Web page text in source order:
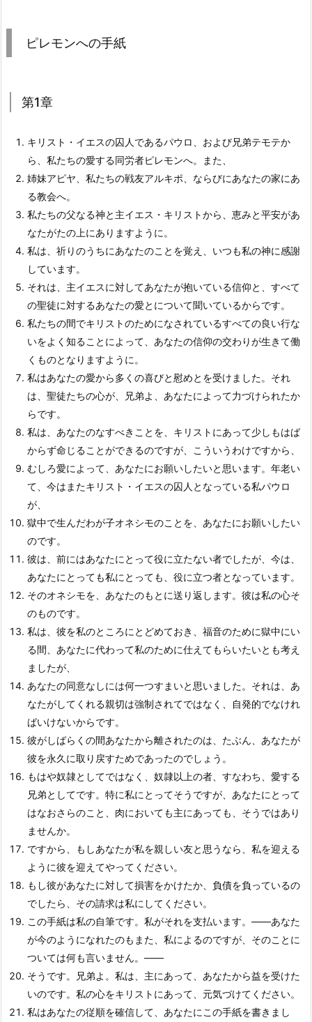
ピレモンへの手紙
第1章
キリスト・イエスの囚人であるパウロ、および兄弟テモテか
ら、私たちの愛する同労者ピレモンへ。また、
姉妹アピヤ、私たちの戦友アルキポ、ならびにあなたの家にあ
る教会へ。
私たちの父なる神と主イエス・キリストから、恵みと平安があ
なたがたの上にありますように。
私は、祈りのうちにあなたのことを覚え、いつも私の神に感謝
しています。
それは、主イエスに対してあなたが抱いている信仰と、すべて
の聖徒に対するあなたの愛とについて聞いているからです。
私たちの間でキリストのためになされているすべての良い行な
いをよく知ることによって、あなたの信仰の交わりが生きて働
くものとなりますように。
私はあなたの愛から多くの喜びと慰めとを受けました。それ
は、聖徒たちの心が、兄弟よ、あなたによって力づけられたか
らです。
私は、あなたのなすべきことを、キリストにあって少しもはば
からず命じることができるのですが、こういうわけですから、
むしろ愛によって、あなたにお願いしたいと思います。年老い
て、今はまたキリスト・イエスの囚人となっている私パウロ
が、
獄中で生んだわが子オネシモのことを、あなたにお願いしたい
のです。
彼は、前にはあなたにとって役に立たない者でしたが、今は、
あなたにとっても私にとっても、役に立つ者となっています。
そのオネシモを、あなたのもとに送り返します。彼は私の心そ
のものです。
私は、彼を私のところにとどめておき、福音のために獄中にい
る間、あなたに代わって私のために仕えてもらいたいとも考え
ましたが、
あなたの同意なしには何一つすまいと思いました。それは、あ
なたがしてくれる親切は強制されてではなく、自発的でなけれ
ばいけないからです。
彼がしばらくの間あなたから離されたのは、たぶん、あなたが
彼を永久に取り戻すためであったのでしょう。
もはや奴隷としてではなく、奴隷以上の者、すなわち、愛する
兄弟としてです。特に私にとってそうですが、あなたにとって
はなおさらのこと、肉においても主にあっても、そうではあり
ませんか。
ですから、もしあなたが私を親しい友と思うなら、私を迎える
ように彼を迎えてやってください。
もし彼があなたに対して損害をかけたか、負債を負っているの
でしたら、その請求は私にしてください。
この手紙は私の自筆です。私がそれを支払います。――あなた
が今のようになれたのもまた、私によるのですが、そのことに
ついては何も言いません。――
そうです。兄弟よ。私は、主にあって、あなたから益を受けた
いのです。私の心をキリストにあって、元気づけてください。
私はあなたの従順を確信して、あなたにこの手紙を書きまし